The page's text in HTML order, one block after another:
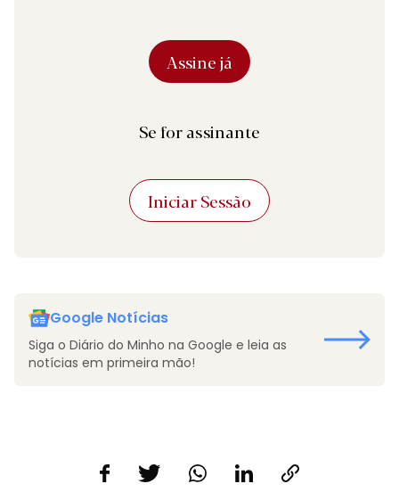
Assine já
Se for assinante
Iniciar Sessão
Google Notícias
Siga o Diário do Minho na Google e leia as
notícias em primeira mão!